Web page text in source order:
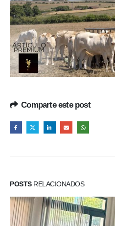
Comparte este post
POSTSRELACIONADOS